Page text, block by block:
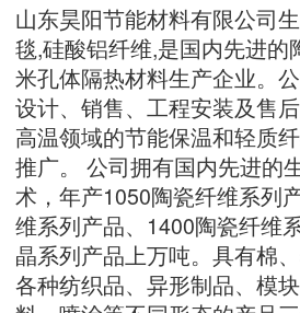
山东昊阳节能材料有限公司
毯,硅酸铝纤维,是国内先进的
米孔体隔热材料生产企业。公
设计、销售、工程安装及售
高温领域的节能保温和轻质
推广。 公司拥有国内先进的
术，年产1050陶瓷纤维系列
维系列产品、1400陶瓷纤维
晶系列产品上万吨。具有棉
各种纺织品、异形制品、模